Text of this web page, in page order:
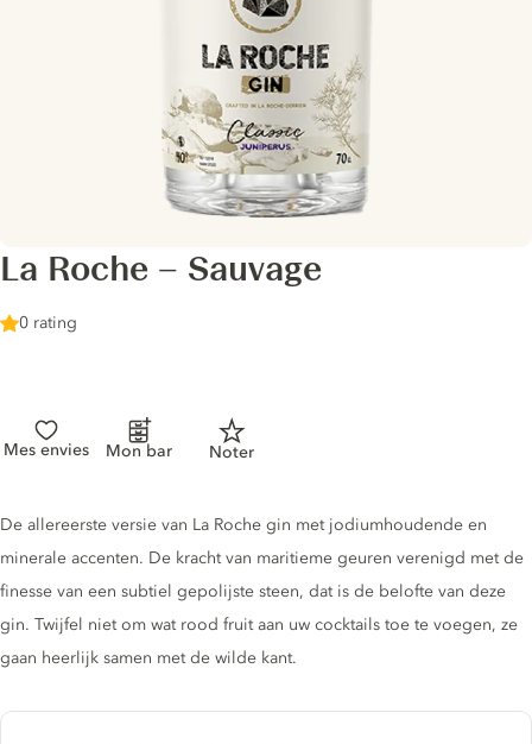
La Roche – Sauvage
0 rating
Mes envies Mon bar Noter
Gin description
De allereerste versie van La Roche gin met jodiumhoudende en
minerale accenten. De kracht van maritieme geuren verenigd met de
finesse van een subtiel gepolijste steen, dat is de belofte van deze
gin. Twijfel niet om wat rood fruit aan uw cocktails toe te voegen, ze
gaan heerlijk samen met de wilde kant.